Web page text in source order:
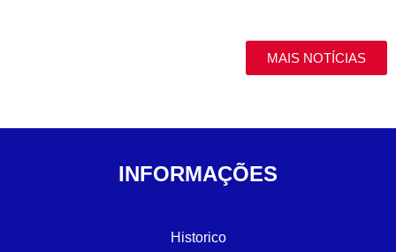
MAIS NOTÍCIAS
INFORMAÇÕES
Historico